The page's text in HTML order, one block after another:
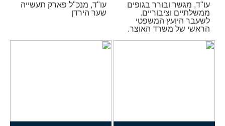
עו"ד, מגשר ובורר בגופים
ממשלתיים וציבוריים.
לשעבר היועץ המשפטי
הראשי של משרד האוצר.
עו"ד, מנכ"ל פארק תעשייה
שער הירדן